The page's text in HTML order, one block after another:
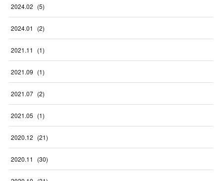
2024.02 (5)
2024.01 (2)
2021.11 (1)
2021.09 (1)
2021.07 (2)
2021.05 (1)
2020.12 (21)
2020.11 (30)